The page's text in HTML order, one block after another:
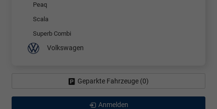
Peaq
Scala
Superb Combi
Volkswagen
Geparkte Fahrzeuge (0)
Anmelden